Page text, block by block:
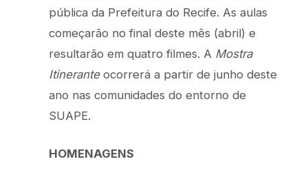
pública da Prefeitura do Recife. As aulas
começarão no final deste mês (abril) e
resultarão em quatro filmes. A Mostra
Itineranteocorrerá a partir de junho deste
ano nas comunidades do entorno de
SUAPE.
HOMENAGENS